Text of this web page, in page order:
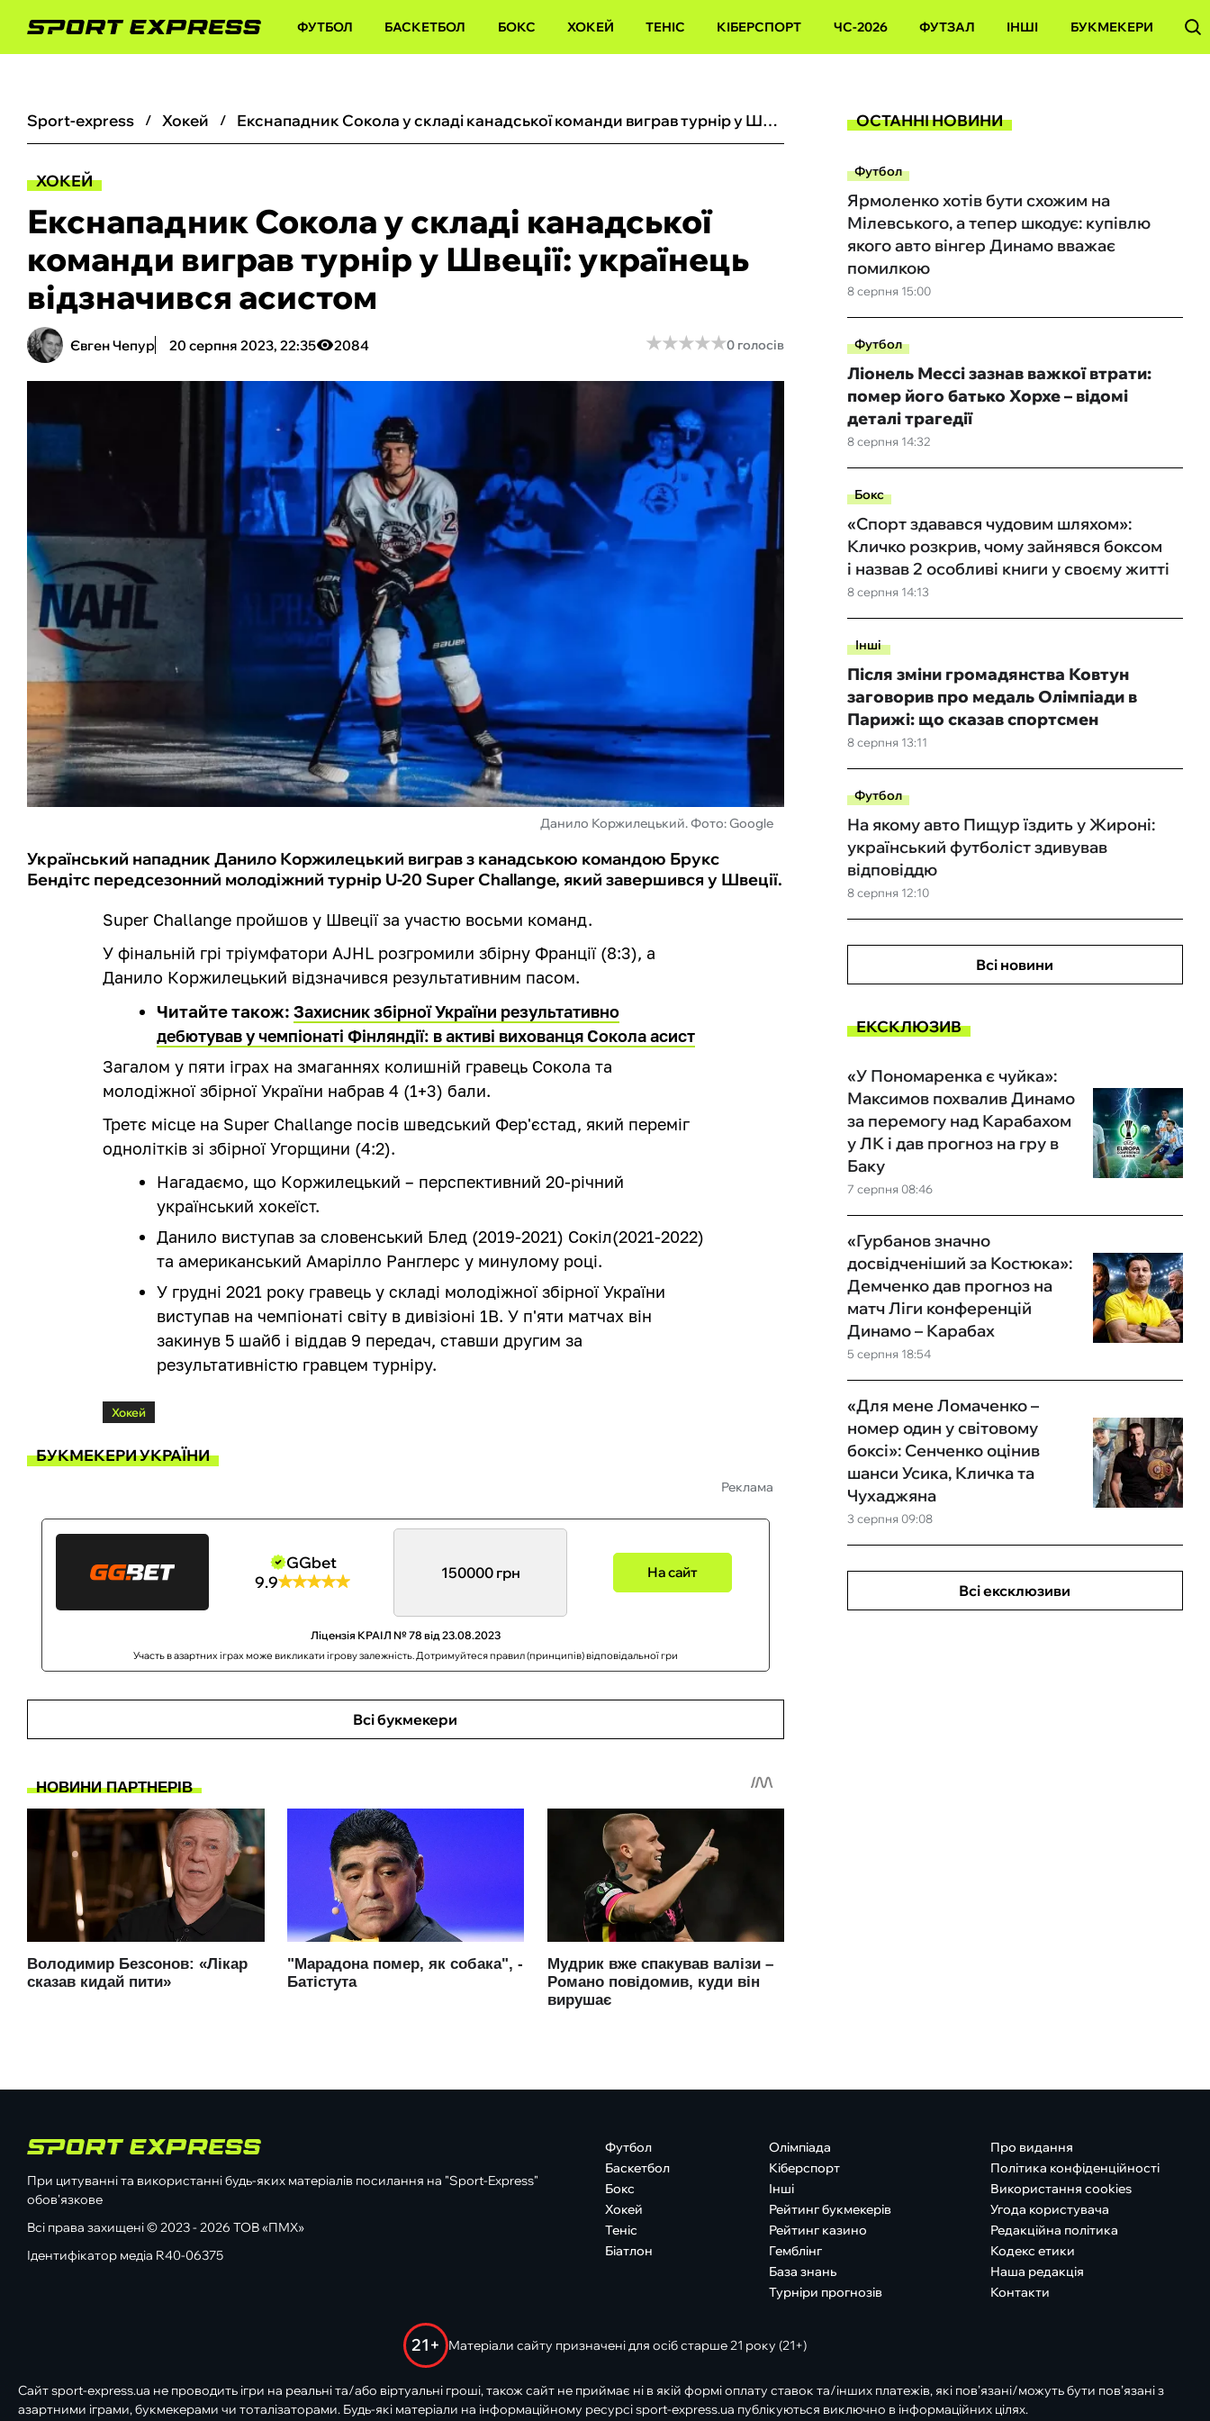
ФУТБОЛ БАСКЕТБОЛ БОКС ХОКЕЙ ТЕНІС КІБЕРСПОРТ ЧС-2026 ФУТЗАЛ ІНШІ БУКМЕКЕРИ
sport-express хокей Екснападник Сокола у складі канадської команди виграв турнір у Швеції: українець відзначився асистом
ХОКЕЙ
Екснападник Сокола у складі канадської
команди виграв турнір у Швеції: українець
відзначився асистом
Євген Чепур 20 серпня 2023, 22:35 2084 ★★★★★
★★★★★0 голосів
Данило Коржилецький. Фото: Google
Український нападник Данило Коржилецький виграв з канадською командою Брукс
Бендітс передсезонний молодіжний турнір U-20 Super Challange, який завершився у Швеції.
Super Challange пройшов у Швеції за участю восьми команд.
У фінальній грі тріумфатори AJHL розгромили збірну Франції (8:3), а
Данило Коржилецький відзначився результативним пасом.
Читайте також:Захисник збірної України результативно
дебютував у чемпіонаті Фінляндії: в активі вихованця Сокола асист
Загалом у пяти іграх на змаганнях колишній гравець Сокола та
молодіжної збірної України набрав 4 (1+3) бали.
Третє місце на Super Challange посів шведський Фер'єстад, який переміг
однолітків зі збірної Угорщини (4:2).
Нагадаємо, що Коржилецький – перспективний 20-річний
український хокеїст.
Данило виступав за словенський Блед (2019-2021) Сокіл(2021-2022)
та американський Амарілло Ранглерс у минулому році.
У грудні 2021 року гравець у складі молодіжної збірної України
виступав на чемпіонаті світу в дивізіоні 1В. У п'яти матчах він
закинув 5 шайб і віддав 9 передач, ставши другим за
результативністю гравцем турніру.
Хокей
БУКМЕКЕРИ УКРАЇНИ
Реклама
GGbet
9.9
150000 грн На сайт
Ліцензія КРАІЛ № 78 від 23.08.2023
Участь в азартних іграх може викликати ігрову залежність. Дотримуйтеся правил (принципів) відповідальної гри
Всі букмекери
ОСТАННІ НОВИНИ
Футбол
8 серпня 15:00
Ярмоленко хотів бути схожим на
Мілевського, а тепер шкодує: купівлю
якого авто вінгер Динамо вважає
помилкою
Футбол
8 серпня 14:32
Ліонель Мессі зазнав важкої втрати:
помер його батько Хорхе – відомі
деталі трагедії
Бокс
8 серпня 14:13
«Спорт здавався чудовим шляхом»:
Кличко розкрив, чому зайнявся боксом
і назвав 2 особливі книги у своєму житті
Інші
8 серпня 13:11
Після зміни громадянства Ковтун
заговорив про медаль Олімпіади в
Парижі: що сказав спортсмен
Футбол
8 серпня 12:10
На якому авто Пищур їздить у Жироні:
український футболіст здивував
відповіддю
Всі новини
ЕКСКЛЮЗИВ
7 серпня 08:46
«У Пономаренка є чуйка»:
Максимов похвалив Динамо
за перемогу над Карабахом
у ЛК і дав прогноз на гру в
Баку
5 серпня 18:54
«Гурбанов значно
досвідченіший за Костюка»:
Демченко дав прогноз на
матч Ліги конференцій
Динамо – Карабах
3 серпня 09:08
«Для мене Ломаченко –
номер один у світовому
боксі»: Сенченко оцінив
шанси Усика, Кличка та
Чухаджяна
Всі ексклюзиви
При цитуванні та використанні будь-яких матеріалів посилання на "Sport-Express"
обов'язкове
Всі права захищені © 2023 - 2026 ТОВ «ПМХ»
Ідентифікатор медіа R40-06375
Футбол
Баскетбол
Бокс
Хокей
Теніс
Біатлон
Олімпіада
Кіберспорт
Інші
Рейтинг букмекерів
Рейтинг казино
Гемблінг
База знань
Турніри прогнозів
Про видання
Політика конфіденційності
Використання cookies
Угода користувача
Редакційна політика
Кодекс етики
Наша редакція
Контакти
21+ Матеріали сайту призначені для осіб старше 21 року (21+)
Сайт sport-express.ua не проводить ігри на реальні та/або віртуальні гроші, також сайт не приймає ні в якій формі оплату ставок та/інших платежів, які пов’язані/можуть бути пов’язані з
азартними іграми, букмекерами чи тоталізаторами. Будь-які матеріали на інформаційному ресурсі sport-express.ua публікуються виключно в інформаційних цілях.